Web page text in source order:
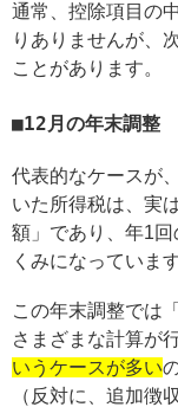
通常、控除項目の
りありませんが、
ことがあります。
12月の年末調整
代表的なケースが
いた所得税は、実
額」であり、年1
くみになっています
この年末調整では
さまざまな計算が
いうケースが多い
（反対に、追加徴